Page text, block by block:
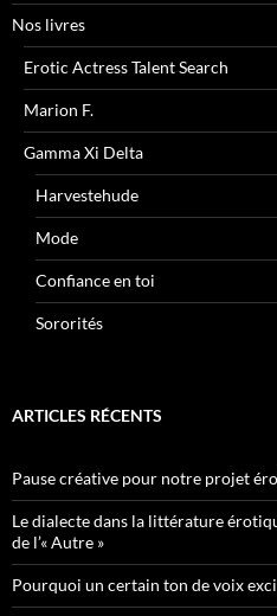
Nos livres
Erotic Actress Talent Search
Marion F.
Gamma Xi Delta
Harvestehude
Mode
Confiance en toi
Sororités
ARTICLES RÉCENTS
Pause créative pour notre projet
Le dialecte dans la littérature
de l’« Autre »
Pourquoi un certain ton de voix